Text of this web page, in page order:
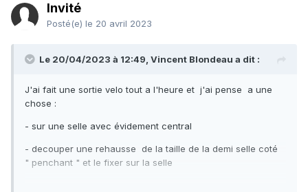
Invité
Posté(e) le 20 avril 2023
Le 20/04/2023 à 12:49, Vincent Blondeau a dit :
J'ai fait une sortie velo tout a l'heure et j'ai pense a une
chose :
- sur une selle avec évidement central
- decouper une rehausse de la taille de la demi selle coté
" penchant " et le fixer sur la selle